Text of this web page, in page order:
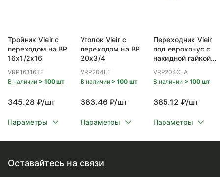
Тройник Vieir с
переходом на ВР
16x1/2x16
VRP16316TF
В наличии > 100 шт
345.28 ₽/шт
Параметры
Уголок Vieir с
переходом на ВР
20x3/4
VRP204LF
В наличии > 100 шт
383.46 ₽/шт
Параметры
Переходник Vieir
под евроконус с
накидной гайкой
VRP204C-A
В наличии > 100 шт
385.12 ₽/шт
Параметры
Оставайтесь на связи